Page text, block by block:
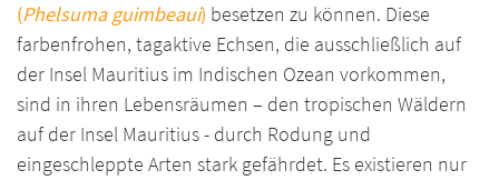
(Phelsuma guimbeaui) besetzen zu können. Diese
farbenfrohen, tagaktive Echsen, die ausschließlich auf
der Insel Mauritius im Indischen Ozean vorkommen,
sind in ihren Lebensräumen – den tropischen Wäldern
auf der Insel Mauritius - durch Rodung und
eingeschleppte Arten stark gefährdet. Es existieren nur